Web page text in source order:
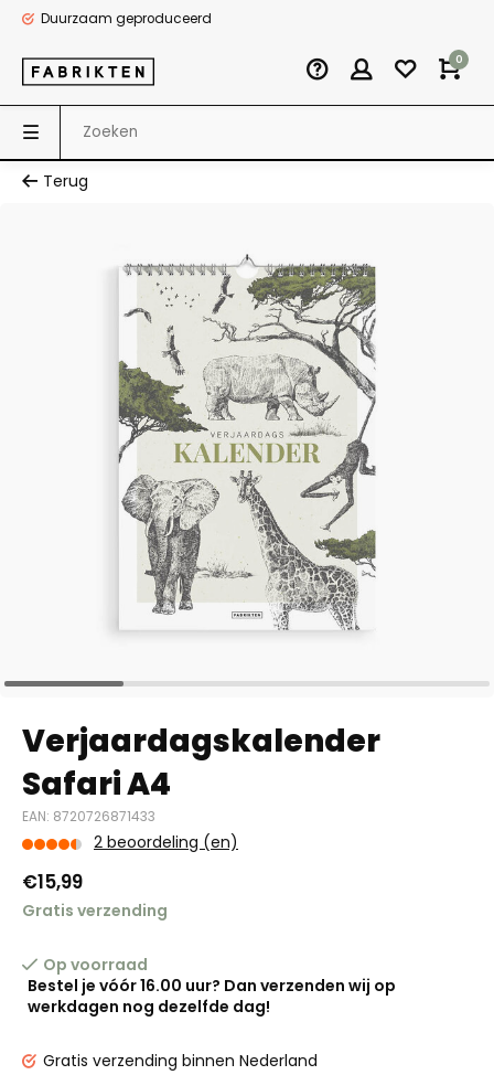
Duurzaam geproduceerd
0
Terug
Verjaardagskalender
Safari A4
EAN: 8720726871433
2 beoordeling (en)
€15,99
Gratis verzending
Op voorraad
Bestel je vóór 16.00 uur? Dan verzenden wij op
werkdagen nog dezelfde dag!
Gratis verzending binnen Nederland